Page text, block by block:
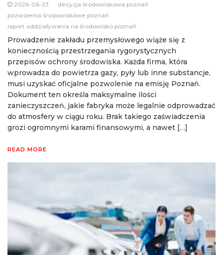
2026-06-23
decyzja środowiskowa poznań
pozwolenia środowiskowe poznań
raport oddziaływania na środowisko poznań
Prowadzenie zakładu przemysłowego wiąże się z
koniecznością przestrzegania rygorystycznych
przepisów ochrony środowiska. Każda firma, która
wprowadza do powietrza gazy, pyły lub inne substancje,
musi uzyskać oficjalne pozwolenie na emisję Poznań.
Dokument ten określa maksymalne ilości
zanieczyszczeń, jakie fabryka może legalnie odprowadzać
do atmosfery w ciągu roku. Brak takiego zaświadczenia
grozi ogromnymi karami finansowymi, a nawet […]
READ MORE